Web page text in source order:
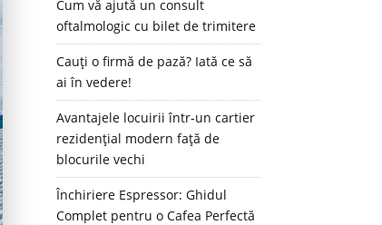
Cum vă ajută un consult
oftalmologic cu bilet de trimitere
Cauți o firmă de pază? Iată ce să
ai în vedere!
Avantajele locuirii într-un cartier
rezidențial modern față de
blocurile vechi
Închiriere Espressor: Ghidul
Complet pentru o Cafea Perfectă